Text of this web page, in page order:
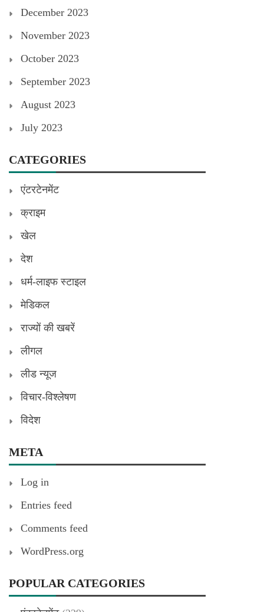
December 2023
November 2023
October 2023
September 2023
August 2023
July 2023
CATEGORIES
एंटरटेनमेंट
क्राइम
खेल
देश
धर्म-लाइफ स्टाइल
मेडिकल
राज्यों की खबरें
लीगल
लीड न्यूज
विचार-विश्लेषण
विदेश
META
Log in
Entries feed
Comments feed
WordPress.org
POPULAR CATEGORIES